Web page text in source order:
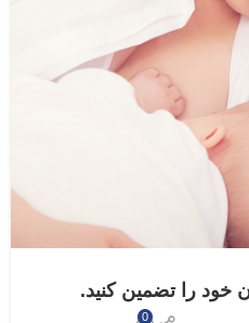
خود را تضمین کنید.
0